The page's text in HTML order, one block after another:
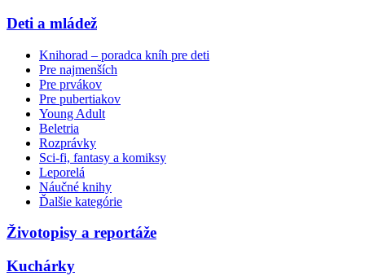
Deti a mládež
Knihorad – poradca kníh pre deti
Pre najmenších
Pre prvákov
Pre pubertiakov
Young Adult
Beletria
Rozprávky
Sci-fi, fantasy a komiksy
Leporelá
Náučné knihy
Ďalšie kategórie
Životopisy a reportáže
Kuchárky